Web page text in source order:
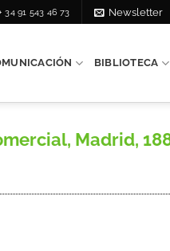
34 91 543 46 73 Newsletter
BIBLIOTECA
Madrid,